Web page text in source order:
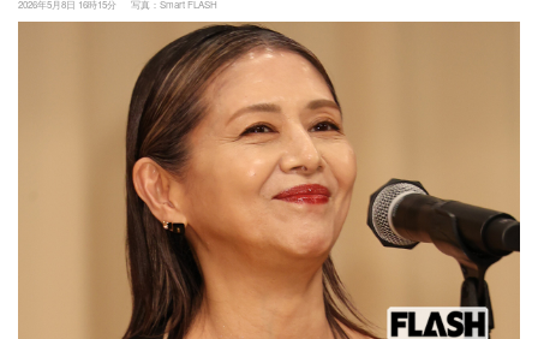
2026年5月8日 16時15分 写真：Smart FLASH